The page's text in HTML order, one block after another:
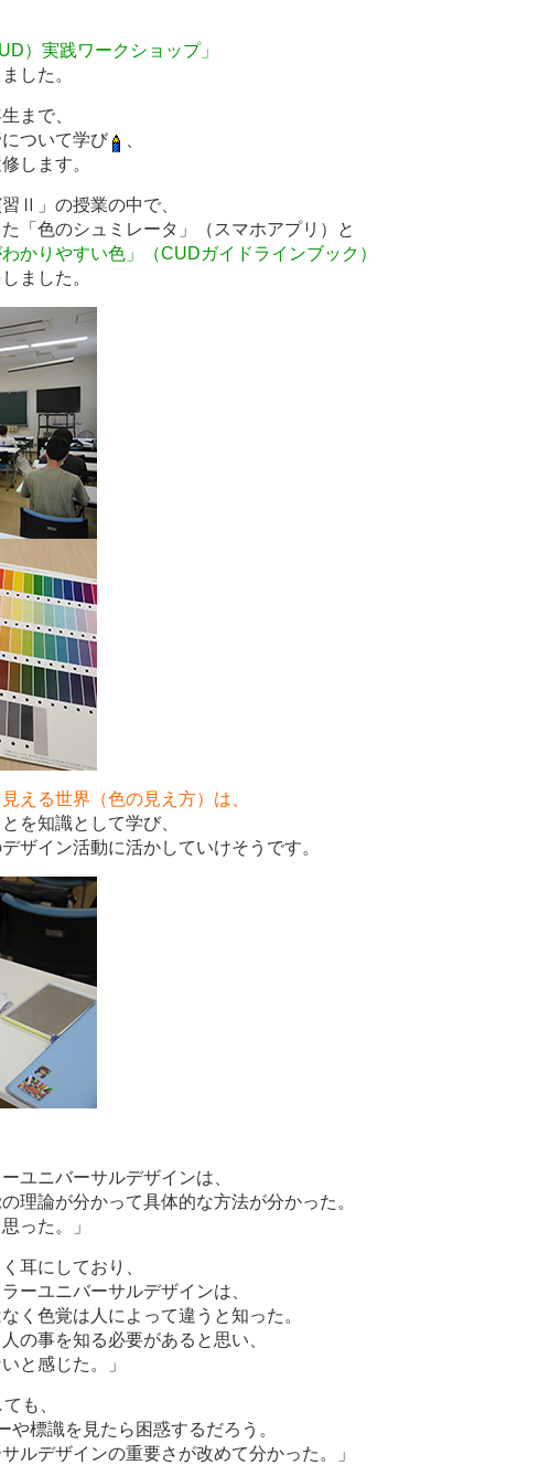
）実践ワークショップ」
した。
まで、
ついて学び
します。
Ⅱ」の授業の中で、
「色のシュミレータ」（スマホアプリ）と
かりやすい色」（CUDガイドラインブック）
ました。
える世界（色の見え方）は、
とを知識として学び、
ザイン活動に活かしていけそうです。
ユニバーサルデザインは、
理論が分かって具体的な方法が分かった。
った。」
耳にしており、
ーユニバーサルデザインは、
く色覚は人によって違うと知った。
の事を知る必要があると思い、
と感じた。」
も、
標識を見たら困惑するだろう。
ルデザインの重要さが改めて分かった。」